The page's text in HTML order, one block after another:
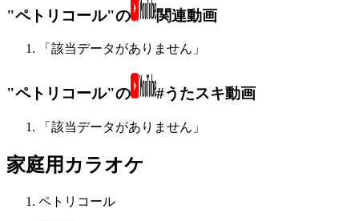
"ペトリコール"の 関連動画
「該当データがありません」
"ペトリコール"の #うたスキ動画
「該当データがありません」
家庭用カラオケ
ペトリコール